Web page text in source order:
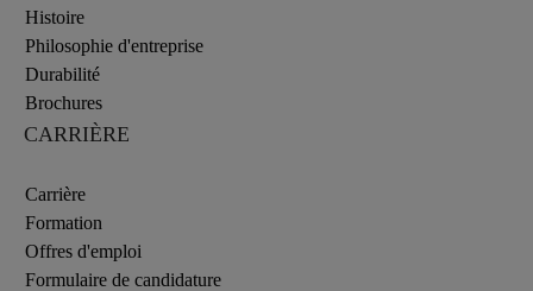
Histoire
Philosophie d'entreprise
Durabilité
Brochures
CARRIÈRE
Carrière
Formation
Offres d'emploi
Formulaire de candidature